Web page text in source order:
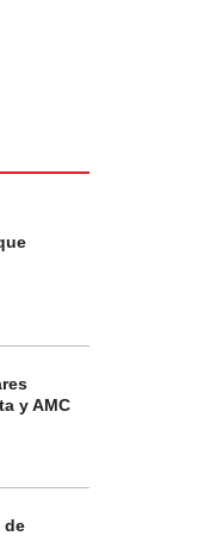
y AMC
de